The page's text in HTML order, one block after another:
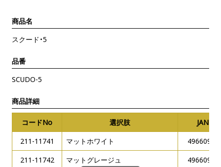
商品名
スクード・5
品番
SCUDO-5
商品詳細
コードNo 選択肢
JANコ
211-11741
マットホワイト
211-11742
マットグレージュ